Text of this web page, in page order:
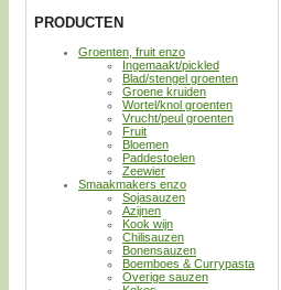
PRODUCTEN
Groenten, fruit enzo
Ingemaakt/pickled
Blad/stengel groenten
Groene kruiden
Wortel/knol groenten
Vrucht/peul groenten
Fruit
Bloemen
Paddestoelen
Zeewier
Smaakmakers enzo
Sojasauzen
Azijnen
Kook wijn
Chilisauzen
Bonensauzen
Boemboes & Currypasta
Overige sauzen